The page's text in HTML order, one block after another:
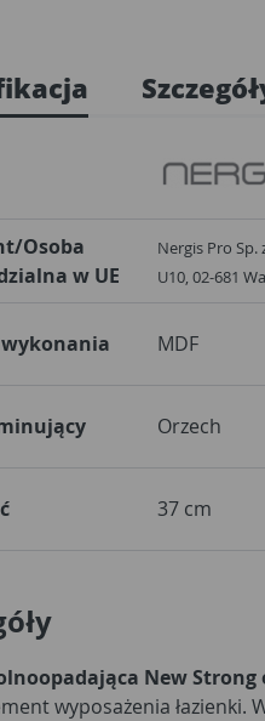
Osoba
w UE
Nergis Pro
MDF
Orzech
37 cm
New Strong
wyposażenia łazienki.